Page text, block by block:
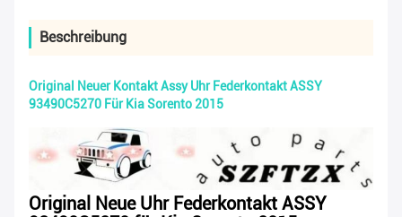
Beschreibung
Original Neuer Kontakt Assy Uhr Federkontakt ASSY
93490C5270 Für Kia Sorento 2015
Original Neue Uhr Federkontakt ASSY